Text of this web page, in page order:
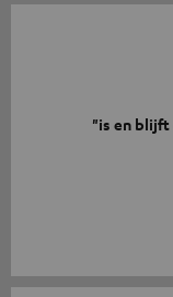
"is en blijft